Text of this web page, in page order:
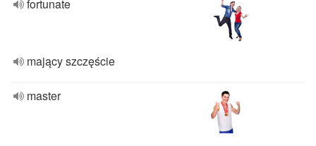
fortunate
mający szczęście
master